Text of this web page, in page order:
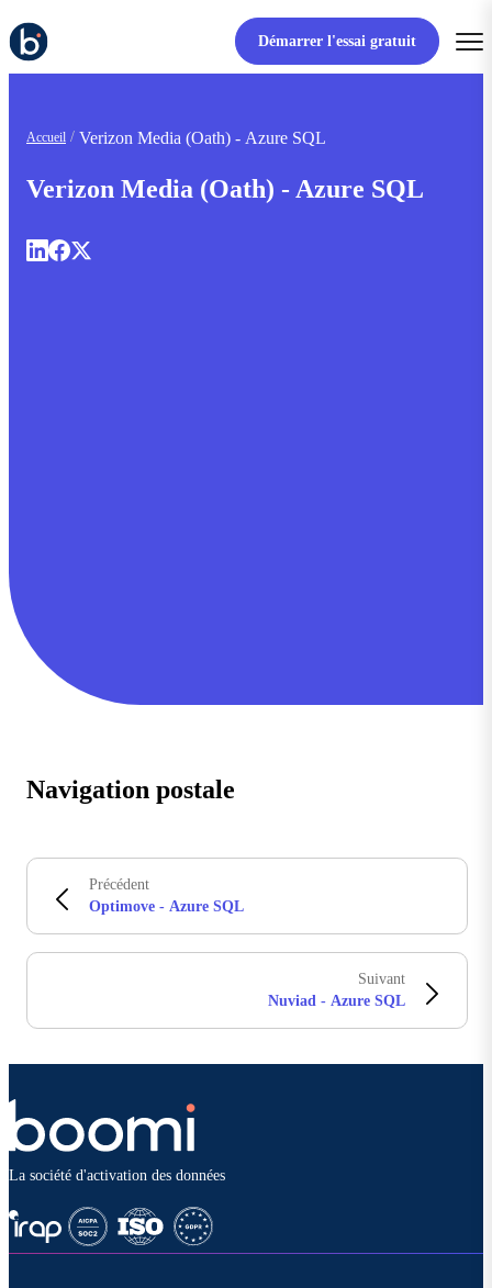
Démarrer l'essai gratuit
Accueil Verizon Media (Oath) - Azure SQL
Verizon Media (Oath) - Azure SQL
Navigation postale
Précédent
Optimove - Azure SQL
Suivant
Nuviad - Azure SQL
La société d'activation des données